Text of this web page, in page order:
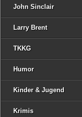
John Sinclair
Larry Brent
TKKG
Humor
Kinder & Jugend
Krimis